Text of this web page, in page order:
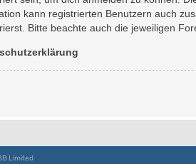
kann registrierten Benutzern auch
Bitte beachte auch die jeweiligen
Limited